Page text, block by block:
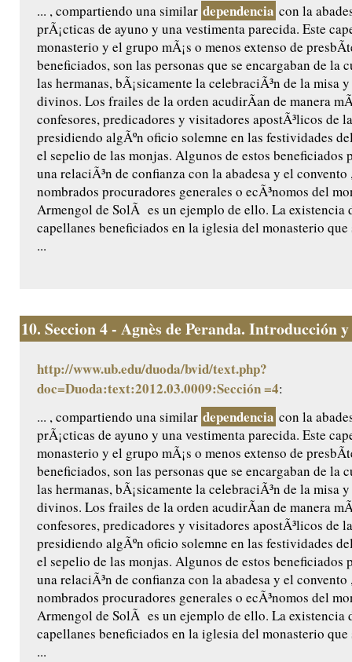
... , compartiendo una similar dependencia con la
prÃ¡cticas de ayuno y una vestimenta parecida. Este
monasterio y el grupo mÃ¡s o menos extenso de
beneficiados, son las personas que se encargaban de la
las hermanas, bÃ¡sicamente la celebraciÃ³n de la misa
divinos. Los frailes de la orden acudirÃ­an de manera
confesores, predicadores y visitadores apostÃ³licos de
presidiendo algÃºn oficio solemne en las festividades
el sepelio de las monjas. Algunos de estos beneficiados
una relaciÃ³n de confianza con la abadesa y el convento
nombrados procuradores generales o ecÃ³nomos del
Armengol de SolÃ es un ejemplo de ello. La existencia
capellanes beneficiados en la iglesia del monasterio que
...
10. Seccion 4 - Agnès de Peranda. Introducción
http://www.ub.edu/duoda/bvid/text.php?
doc=Duoda:text:2012.03.0009:Sección =4:
... , compartiendo una similar dependencia con la
prÃ¡cticas de ayuno y una vestimenta parecida. Este
monasterio y el grupo mÃ¡s o menos extenso de
beneficiados, son las personas que se encargaban de la
las hermanas, bÃ¡sicamente la celebraciÃ³n de la misa
divinos. Los frailes de la orden acudirÃ­an de manera
confesores, predicadores y visitadores apostÃ³licos de
presidiendo algÃºn oficio solemne en las festividades
el sepelio de las monjas. Algunos de estos beneficiados
una relaciÃ³n de confianza con la abadesa y el convento
nombrados procuradores generales o ecÃ³nomos del
Armengol de SolÃ es un ejemplo de ello. La existencia
capellanes beneficiados en la iglesia del monasterio que
...